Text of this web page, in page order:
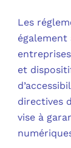
Les
également
et
directives
vise à